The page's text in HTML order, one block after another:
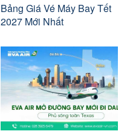
Bảng Giá Vé Máy Bay Tết
2027 Mới Nhất